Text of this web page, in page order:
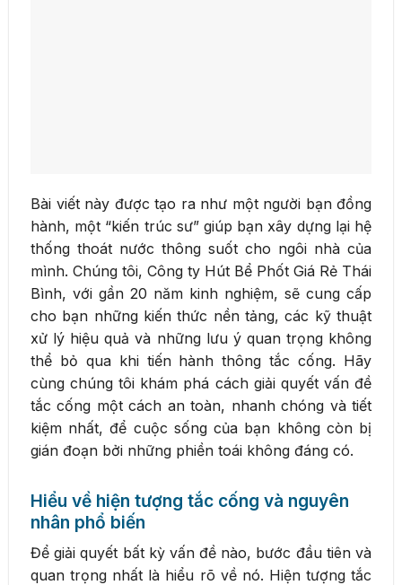
Bài viết này được tạo ra như một người bạn đồng
hành, một “kiến trúc sư” giúp bạn xây dựng lại hệ
thống thoát nước thông suốt cho ngôi nhà của
mình. Chúng tôi, Công ty Hút Bể Phốt Giá Rẻ Thái
Bình, với gần 20 năm kinh nghiệm, sẽ cung cấp
cho bạn những kiến thức nền tảng, các kỹ thuật
xử lý hiệu quả và những lưu ý quan trọng không
thể bỏ qua khi tiến hành thông tắc cống. Hãy
cùng chúng tôi khám phá cách giải quyết vấn đề
tắc cống một cách an toàn, nhanh chóng và tiết
kiệm nhất, để cuộc sống của bạn không còn bị
gián đoạn bởi những phiền toái không đáng có.
Hiểu về hiện tượng tắc cống và nguyên
nhân phổ biến
Để giải quyết bất kỳ vấn đề nào, bước đầu tiên và
quan trọng nhất là hiểu rõ về nó. Hiện tượng tắc